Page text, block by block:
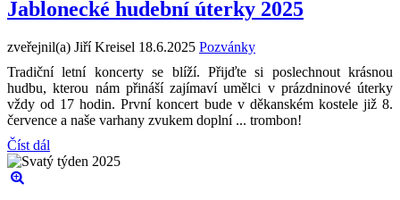
Jablonecké hudební úterky 2025
zveřejnil(a) Jiří Kreisel 18.6.2025 Pozvánky
Tradiční letní koncerty se blíží. Přijďte si poslechnout krásnou
hudbu, kterou nám přináší zajímaví umělci v prázdninové úterky
vždy od 17 hodin. První koncert bude v děkanském kostele již 8.
července a naše varhany zvukem doplní ... trombon!
Číst dál